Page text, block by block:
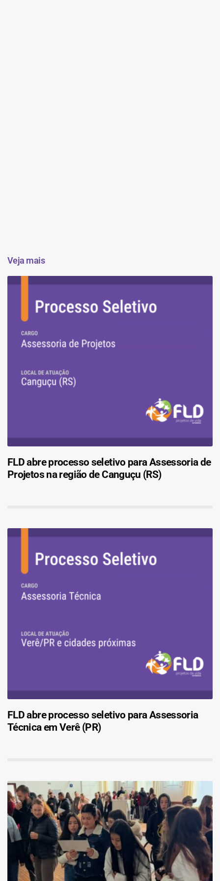
Veja mais
FLD abre processo seletivo para Assessoria de
Projetos na região de Canguçu (RS)
FLD abre processo seletivo para Assessoria
Técnica em Verê (PR)